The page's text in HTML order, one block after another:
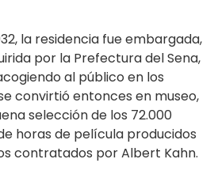
la residencia fue embargada,
por la Prefectura del Sena,
al público en los
convirtió entonces en museo,
selección de los 72.000
horas de película producidos
contratados por Albert Kahn.